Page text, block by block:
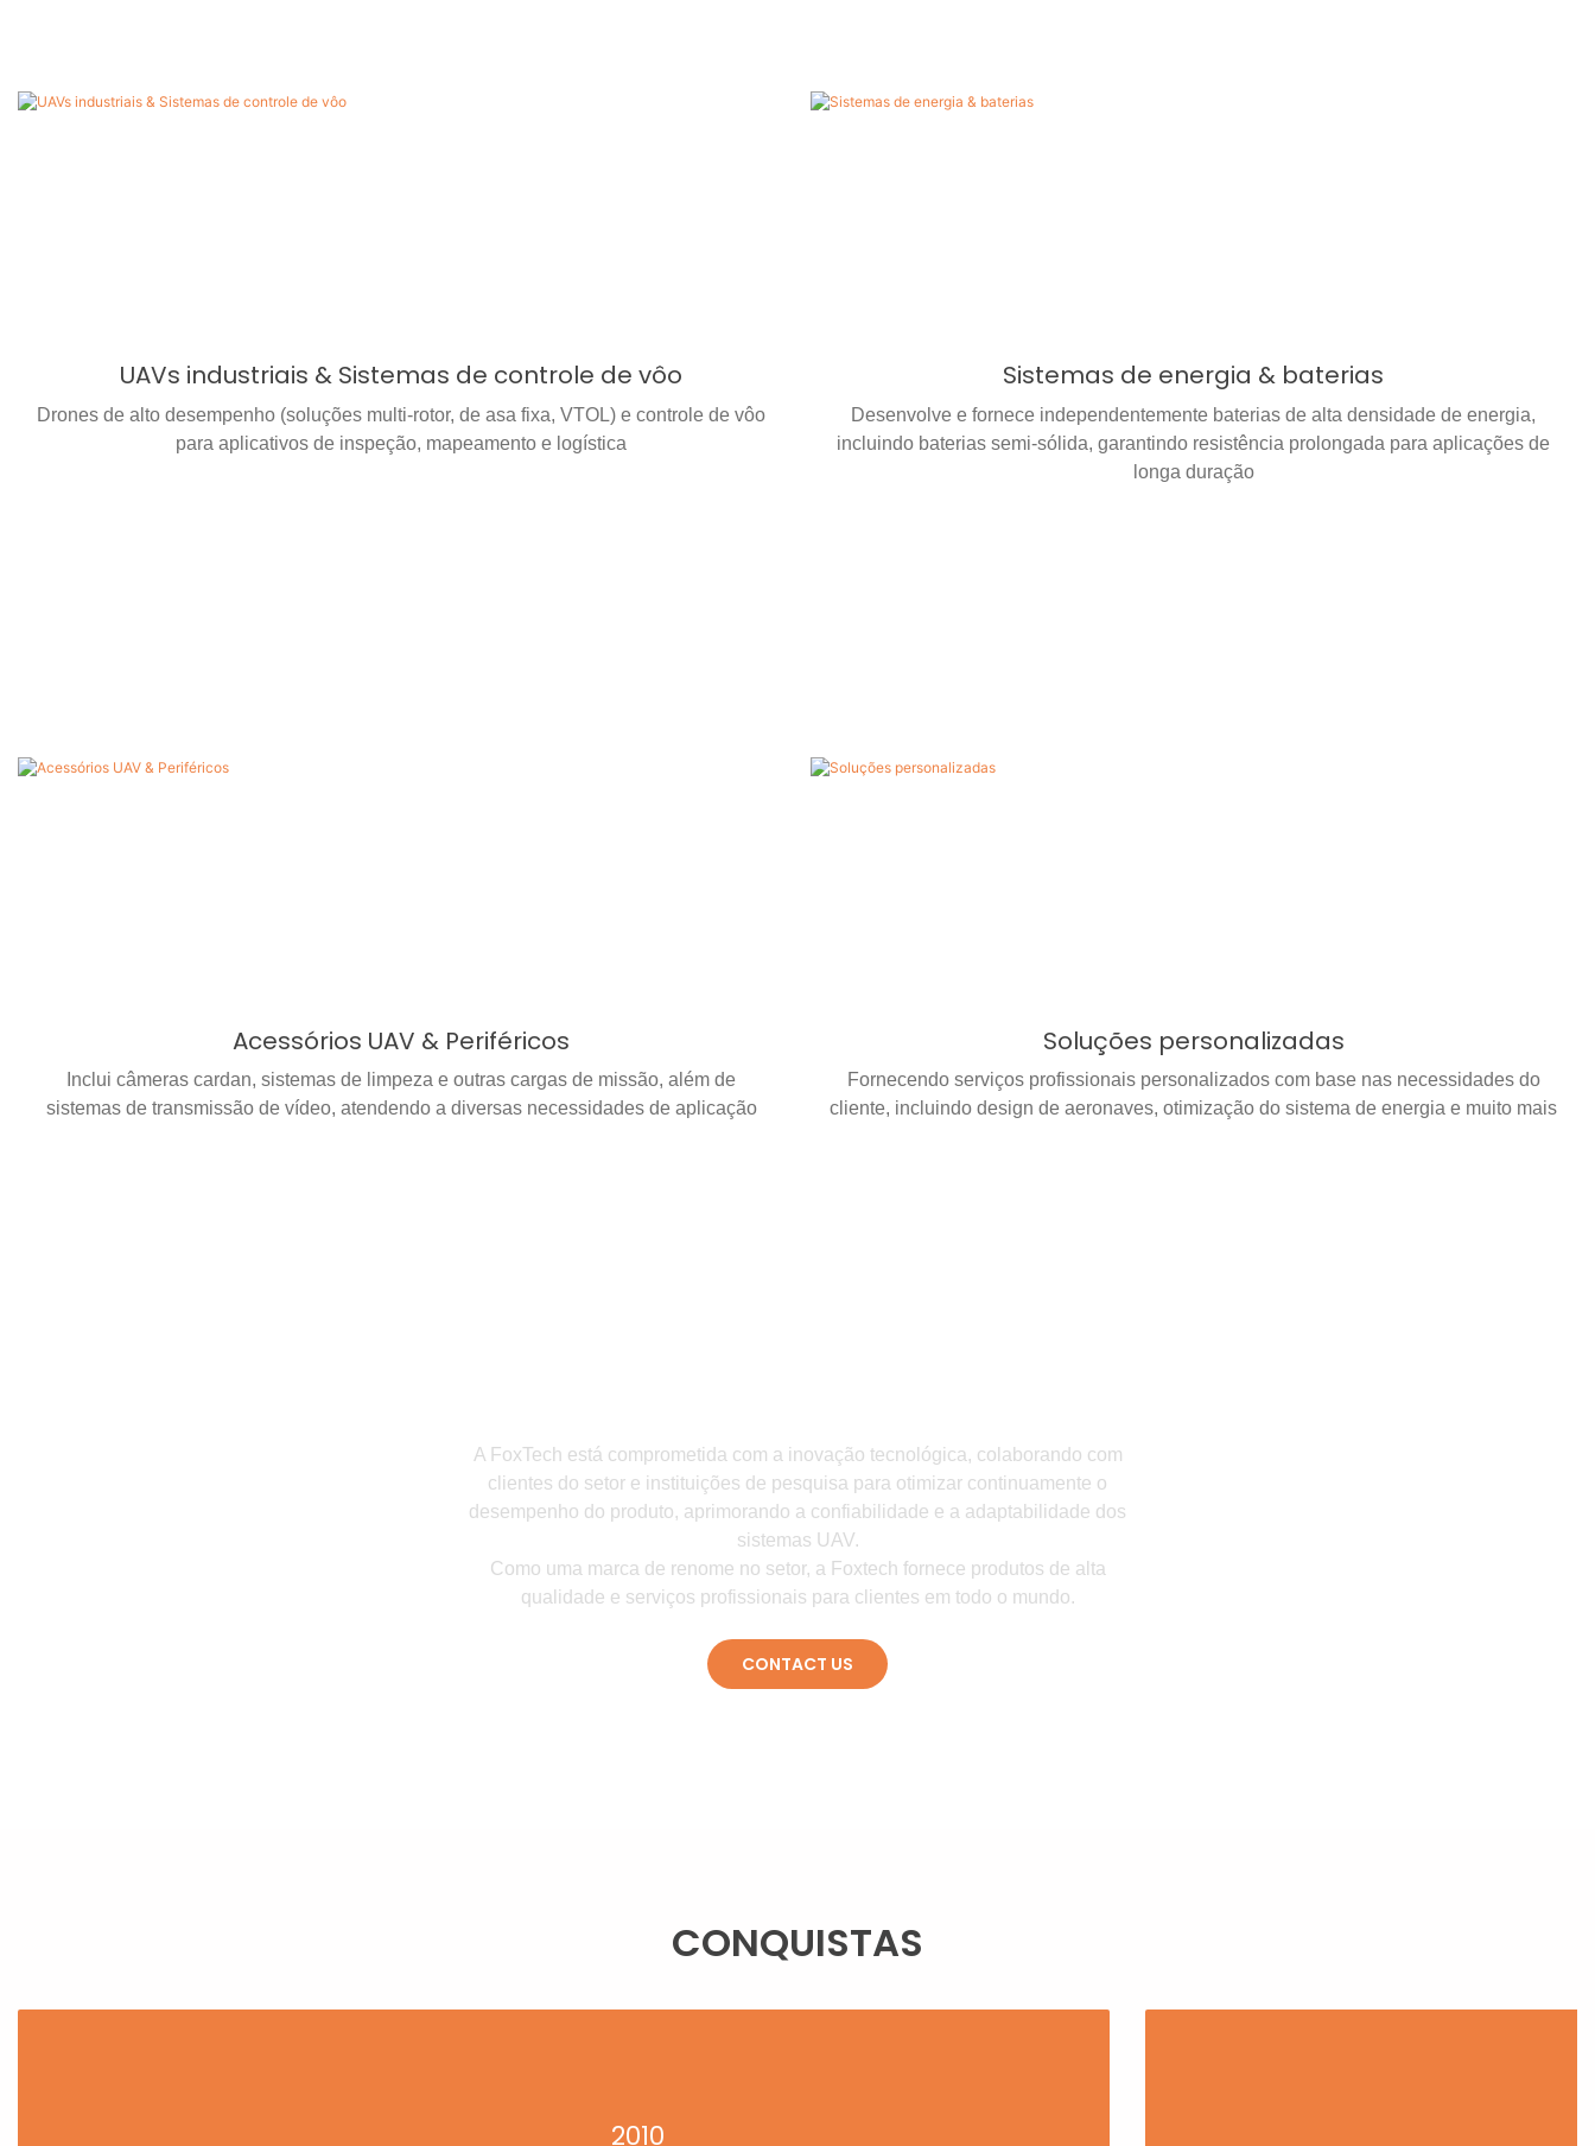
UAVs industriais & Sistemas de controle de vôo
Drones de alto desempenho (soluções multi-rotor, de asa fixa, VTOL) e controle de vôo
para aplicativos de inspeção, mapeamento e logística
Sistemas de energia & baterias
Desenvolve e fornece independentemente baterias de alta densidade de energia,
incluindo baterias semi-sólida, garantindo resistência prolongada para aplicações de
longa duração
Acessórios UAV & Periféricos
Inclui câmeras cardan, sistemas de limpeza e outras cargas de missão, além de
sistemas de transmissão de vídeo, atendendo a diversas necessidades de aplicação
Soluções personalizadas
Fornecendo serviços profissionais personalizados com base nas necessidades do
cliente, incluindo design de aeronaves, otimização do sistema de energia e muito mais
A FoxTech está comprometida com a inovação tecnológica, colaborando com
clientes do setor e instituições de pesquisa para otimizar continuamente o
desempenho do produto, aprimorando a confiabilidade e a adaptabilidade dos
sistemas UAV.
Como uma marca de renome no setor, a Foxtech fornece produtos de alta
qualidade e serviços profissionais para clientes em todo o mundo.
CONTACT US
CONQUISTAS
2010